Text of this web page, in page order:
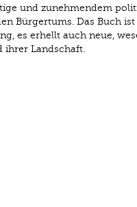
und zunehmendem
Bürgertums. Das Buch
es erhellt auch neue,
ihrer Landschaft.